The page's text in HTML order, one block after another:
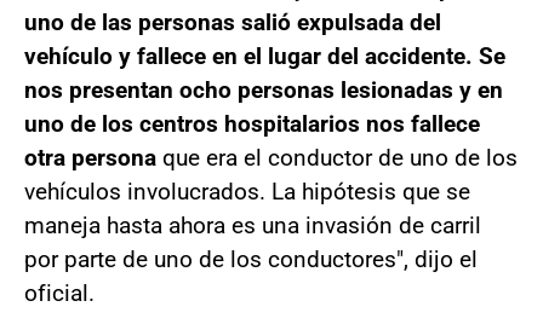
uno de las personas salió expulsada del
vehículo y fallece en el lugar del accidente. Se
nos presentan ocho personas lesionadas y en
uno de los centros hospitalarios nos fallece
otra persona que era el conductor de uno de los
vehículos involucrados. La hipótesis que se
maneja hasta ahora es una invasión de carril
por parte de uno de los conductores", dijo el
oficial.